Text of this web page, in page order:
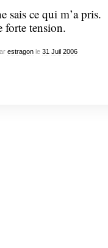
sais ce qui m’a pris.
forte tension.
estragonle 31 Juil 2006